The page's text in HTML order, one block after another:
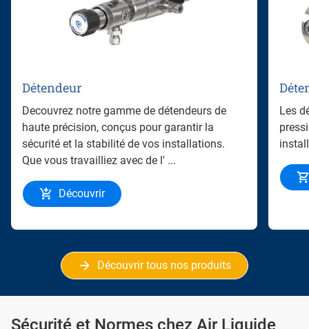
Détendeur
Decouvrez notre gamme de détendeurs de
haute précision, conçus pour garantir la
sécurité et la stabilité de vos installations.
Que vous travailliez avec de l' ...
Découvrir
Les
Découvrir tous nos produits
Sécurité et Normes chez Air Liquide